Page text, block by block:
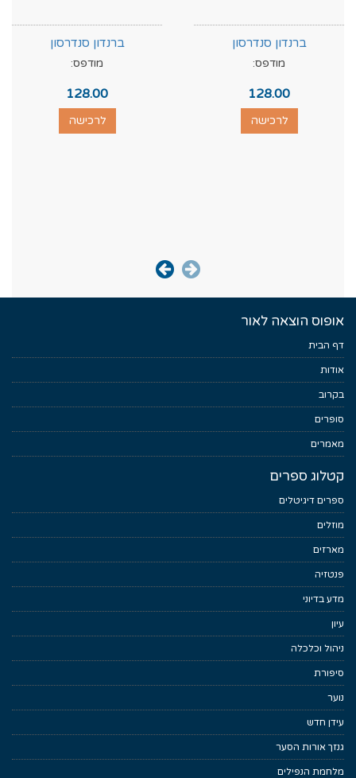
ברנדון סנדרסון
מודפס:
128.00
לרכישה
ברנדון סנדרסון
מודפס:
128.00
לרכישה
אופוס הוצאה לאור
דף הבית
אודות
בקרוב
סופרים
מאמרים
קטלוג ספרים
ספרים דיגיטלים
מוזלים
מארזים
פנטזיה
מדע בדיוני
עיון
ניהול וכלכלה
סיפורת
נוער
עידן חדש
גנזך אורות הסער
מלחמת הנפילים